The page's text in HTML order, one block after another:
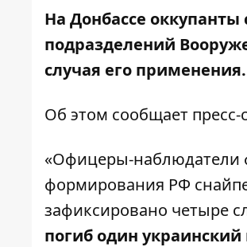
На Донбассе
подразделений
случая его применения.
Об этом сообщает пресс-
«Офицеры-наблюдатели
формирования РФ
зафиксировано четыре
погиб один